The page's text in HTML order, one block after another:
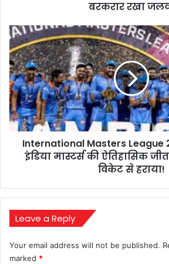
ने
तीसरे
दिन
भी
बरकरार
रखा
जलवा
बरकरार रखा
International
Masters
League
2025:
फाइनल
में
इंडिया
मास्टर्स
ऐतिहासिक
6
हराया!
International Masters
इंडिया मास्टर्स की ऐतिहासिक
विकेट से हराया!
Leave a Reply
Your email address will not be published.
marked *